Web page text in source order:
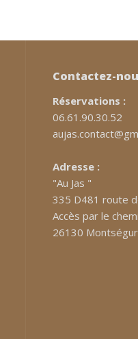
Contactez-
Réservations :
06.61.90.30.52
Adresse :
"Au Jas "
335 D481 route
Accès par le
26130